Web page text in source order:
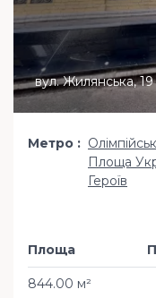
вул. Жилянська, 19
Метро
Площа
Героїв
Площа
844.00 м²